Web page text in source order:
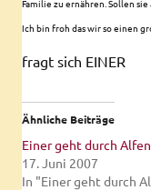
Familie zu ernähren. Sollen
Ich bin froh das wir so einen
fragt sich EINER
Ähnliche Beiträge
Einer geht durch Alfen
17. Juni 2007
In "Einer geht durch